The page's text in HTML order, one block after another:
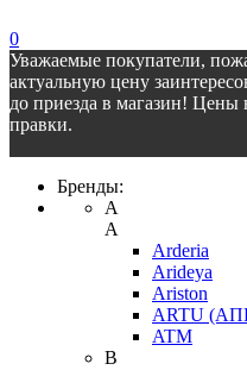
0
Уважаемые покупатели,
актуальную цену
до приезда в магазин! Цены
правки.
Бренды:
A
A
Arderia
Arideya
Ariston
ARTU
ATM
B